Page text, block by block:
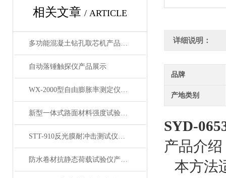
相关文章 / ARTICLE
多功能混凝土钻孔取芯机产品展示
自动落锤触探仪产品展示
WX-2000型自由膨胀率测定仪产品展示
新型一体式路面材料强度试验机产品展示
STT-910反光膜耐冲击测试仪产品展示
防水卷材抗静态荷载试验仪产品展示
详细说明：
品牌
产地类别
SYD-
产品介绍
本方法